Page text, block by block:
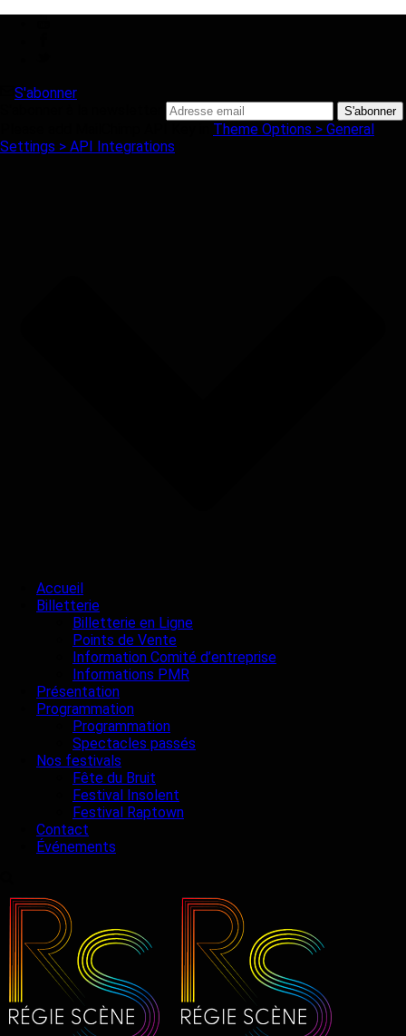
S'abonner
Theme Options > General
Settings > API Integrations
Accueil
Billetterie
Billetterie en Ligne
Points de Vente
Information Comité d’entreprise
Informations PMR
Présentation
Programmation
Programmation
Spectacles passés
Nos festivals
Fête du Bruit
Festival Insolent
Festival Raptown
Contact
Événements